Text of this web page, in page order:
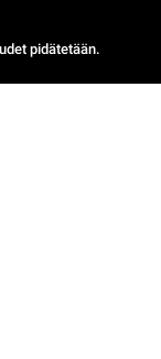
pidätetään.